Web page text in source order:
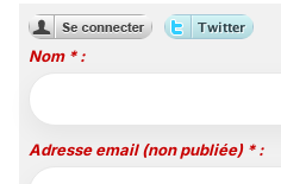
Nom * :
Adresse email (non publiée) * :